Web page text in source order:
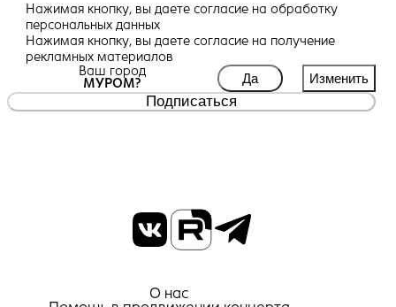
Нажимая кнопку, вы даете согласие на обработку
персональных данных
Нажимая кнопку, вы даете согласие на получение
рекламных материалов
Ваш город
МУРОМ?
Да Изменить
Подписаться
О нас